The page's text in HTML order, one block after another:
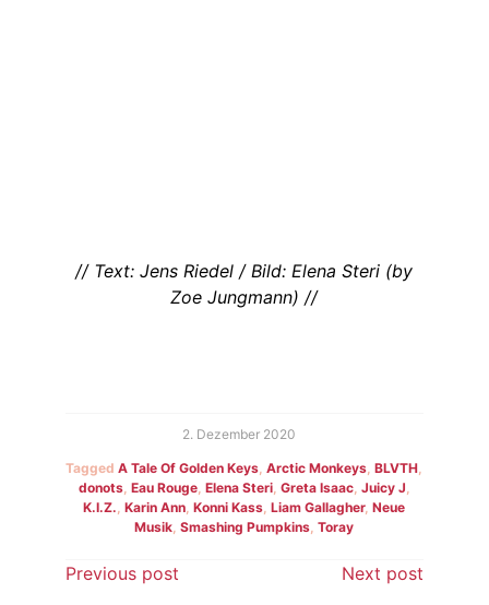
// Text: Jens Riedel / Bild: Elena Steri (by
Zoe Jungmann) //
2. Dezember 2020
TaggedA Tale Of Golden Keys ,Arctic Monkeys ,BLVTH
donots, Eau Rouge, Elena Steri, Greta Isaac, Juicy J
K.I.Z. ,Karin Ann ,Konni Kass ,Liam Gallagher,Neue
Musik ,Smashing Pumpkins ,Toray
Beitragsnavigation
Previous post Next post